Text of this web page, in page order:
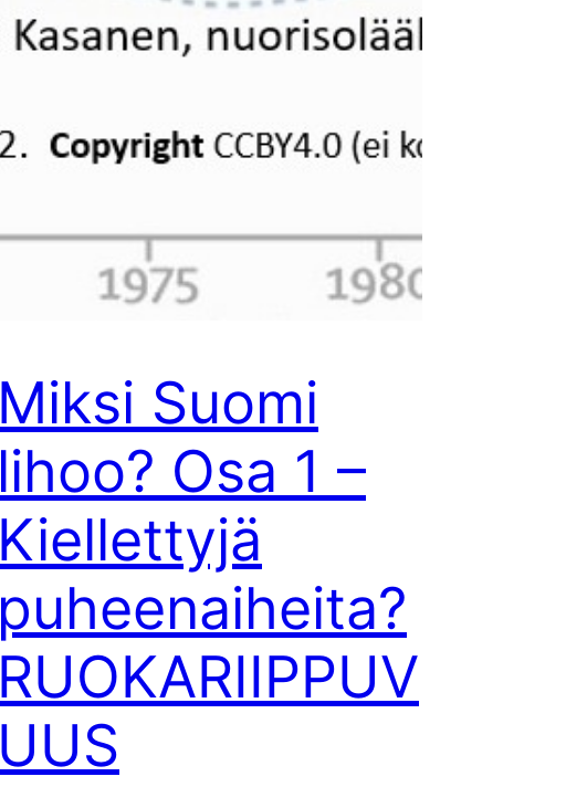
Miksi Suomi
lihoo? Osa 1 –
Kiellettyjä
puheenaiheita?
RUOKARIIPPUV
UUS